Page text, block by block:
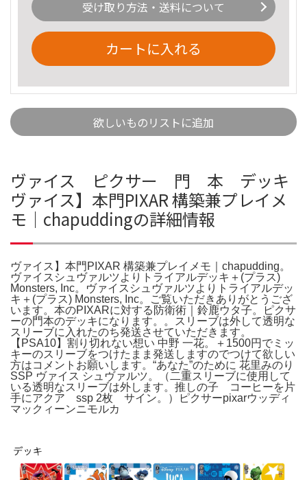
受け取り方法・送料について
カートに入れる
欲しいものリストに追加
ヴァイス ピクサー 門 本 デッキ
ヴァイス】本門PIXAR 構築兼プレイメ
モ｜chapuddingの詳細情報
ヴァイス】本門PIXAR 構築兼プレイメモ｜chapudding。
ヴァイスシュヴァルツよりトライアルデッキ＋(プラス)
Monsters, Inc。ヴァイスシュヴァルツよりトライアルデッ
キ＋(プラス) Monsters, Inc。ご覧いただきありがとうござ
います。本のPIXARに対する防衛術｜鈴鹿ウタ子。ピクサ
ーの門本のデッキになります。。スリーブは外して透明な
スリーブに入れたのち発送させていただきます。
【PSA10】割り切れない想い 中野 一花。＋1500円でミッ
キーのスリーブをつけたまま発送しますのでつけて欲しい
方はコメントお願いします。“あなた”のために 花里みのり
SSP ヴァイス シュヴァルツ。（二重スリーブに使用して
いる透明なスリーブは外します。推しの子 コーヒーを片
手にアクア ssp 2枚 サイン。）ピクサーpixarウッディ
マックィーンニモルカ